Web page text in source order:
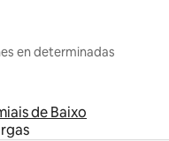
en determinadas
de Baixo